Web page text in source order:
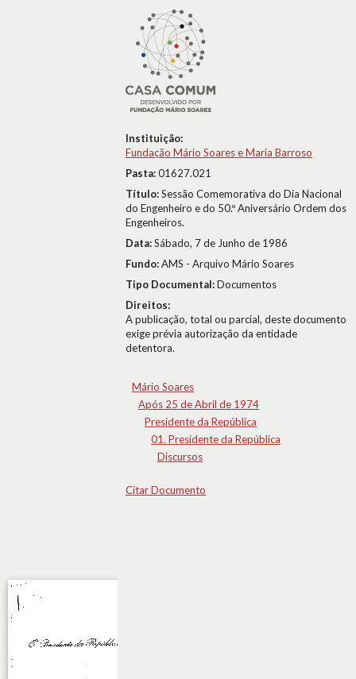
Instituição:
Fundação Mário Soares e Maria Barroso
Pasta:01627.021
Título:Sessão Comemorativa do Dia Nacional
do Engenheiro e do 50.º Aniversário Ordem dos
Engenheiros.
Data:Sábado, 7 de Junho de 1986
Fundo:AMS - Arquivo Mário Soares
Tipo Documental:Documentos
Direitos:
A publicação, total ou parcial, deste documento
exige prévia autorização da entidade
detentora.
Mário Soares
Após 25 de Abril de 1974
Presidente da República
01. Presidente da República
Discursos
Citar Documento